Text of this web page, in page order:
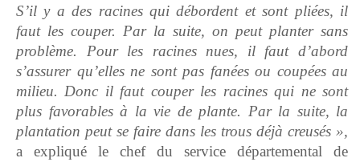
S’il y a des racines qui débordent et sont pliées, il
faut les couper. Par la suite, on peut planter sans
problème. Pour les racines nues, il faut d’abord
s’assurer qu’elles ne sont pas fanées ou coupées au
milieu. Donc il faut couper les racines qui ne sont
plus favorables à la vie de plante. Par la suite, la
plantation peut se faire dans les trous déjà creusés »,
a expliqué le chef du service départemental de